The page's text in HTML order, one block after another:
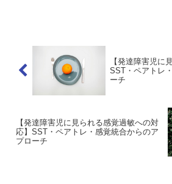
【発達障害児に
SST・ペアトレ
ーチ
【発達障害児に見られる感覚過敏への対
応】SST・ペアトレ・感覚統合からのア
プローチ